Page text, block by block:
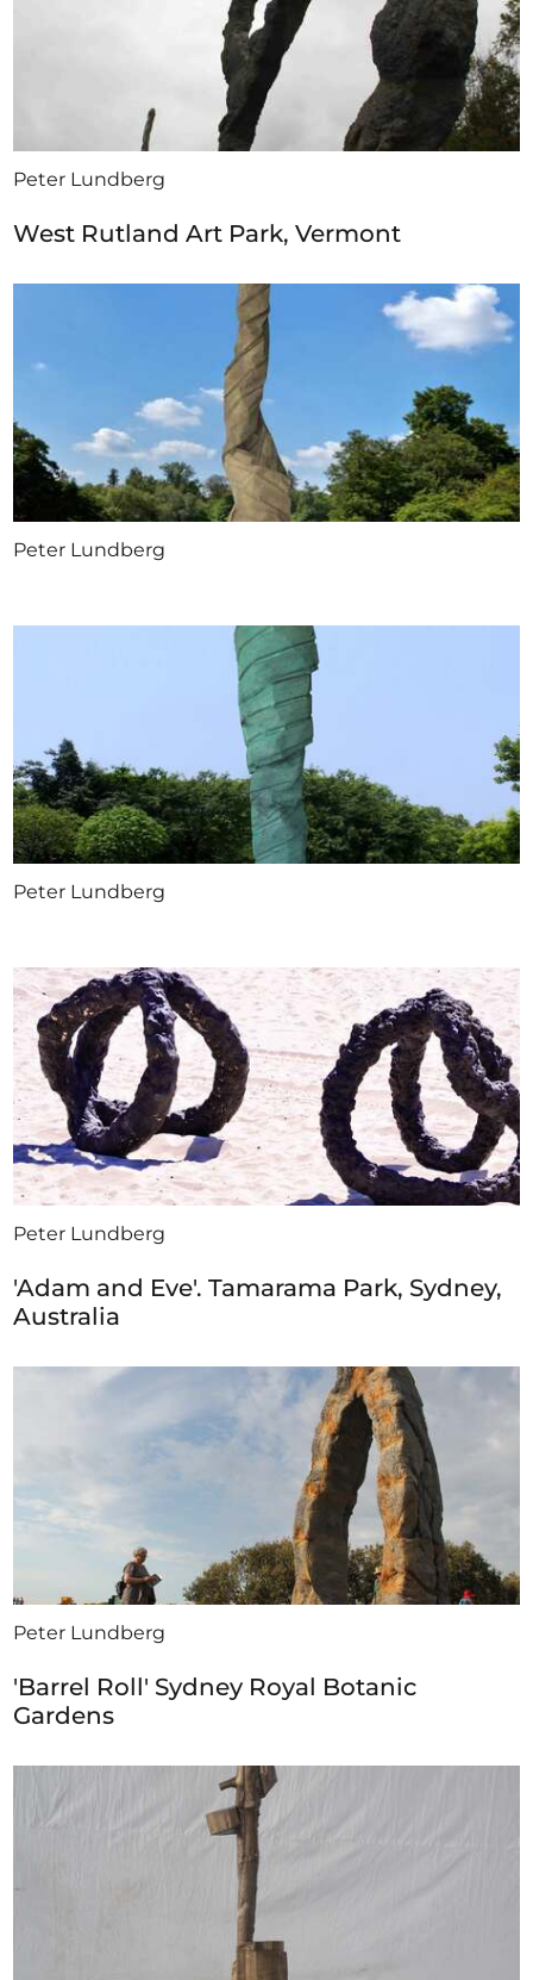
Peter Lundberg
West Rutland Art Park, Vermont
Peter Lundberg
Peter Lundberg
Peter Lundberg
'Adam and Eve'. Tamarama Park, Sydney,
Australia
Peter Lundberg
'Barrel Roll' Sydney Royal Botanic
Gardens